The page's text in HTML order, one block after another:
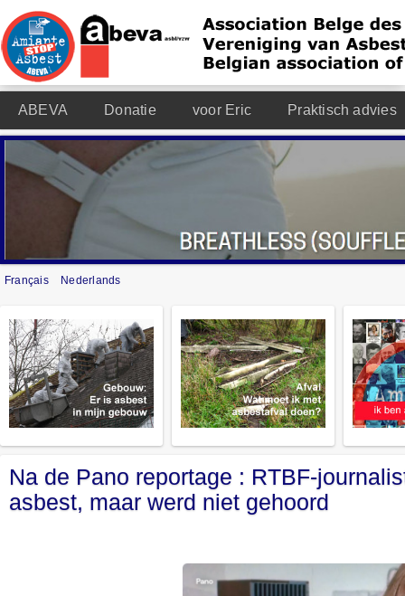
ABEVA Donatie voor Eric Praktisch advies
Français Nederlands
Na de Pano reportage : RTBF-
asbest, maar werd niet gehoord